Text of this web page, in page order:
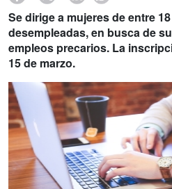
Se dirige a mujeres de entre
desempleadas, en busca de
empleos precarios. La
15 de marzo.